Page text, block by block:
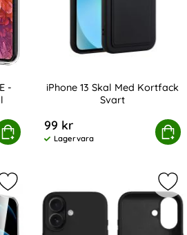
-
- Transparent TPU Skal
iPhone 13 Skal Med Kortfack
Svart
99 kr
Tillgänglighet:
Lagervara
Köp
iPhone 13 Skal
Markera iPhone 14 Pro Skal -